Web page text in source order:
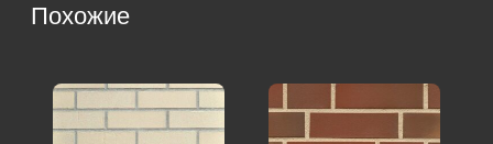
Похожие